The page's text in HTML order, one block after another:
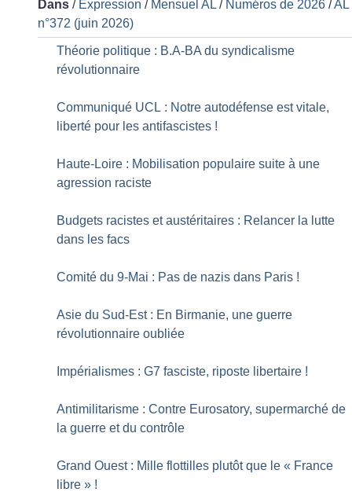
Dans / Expression / Mensuel AL / Numéros de 2026 /AL
n°372 (juin 2026)
Théorie politique : B.A-BA du syndicalisme
révolutionnaire
Communiqué UCL : Notre autodéfense est vitale,
liberté pour les antifascistes !
Haute-Loire : Mobilisation populaire suite à une
agression raciste
Budgets racistes et austéritaires : Relancer la lutte
dans les facs
Comité du 9-Mai : Pas de nazis dans Paris !
Asie du Sud-Est : En Birmanie, une guerre
révolutionnaire oubliée
Impérialismes : G7 fasciste, riposte libertaire !
Antimilitarisme : Contre Eurosatory, supermarché de
la guerre et du contrôle
Grand Ouest : Mille flottilles plutôt que le « France
libre » !